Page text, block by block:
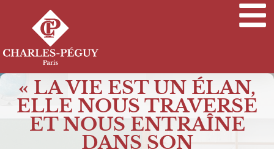
« LA VIE EST UN ÉLAN,
ELLE NOUS TRAVERSE
ET NOUS ENTRAÎNE
DANS SON